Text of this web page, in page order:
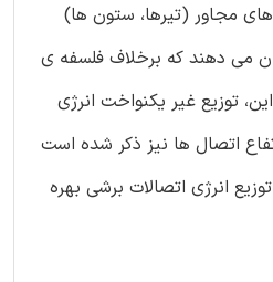
مجاور (تیرها، ستون ها)
می دهند که برخلاف فلسفه ی
توزیع غیر یکنواخت انرژی
اتصال ها نیز ذکر شده است
انرژی اتصالات برشی بهره